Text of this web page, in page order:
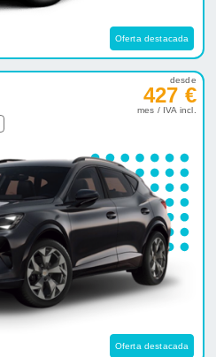
Oferta destacada
desde
427 €
mes / IVA incl.
Oferta destacada